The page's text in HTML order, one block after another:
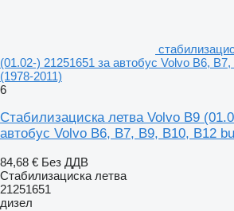
(01.02-) 21251651 за автобус Volvo B6,
(1978-2011)
6
Стабилизациска летва Volvo B9
автобус Volvo B6, B7, B9, B10, B12
84,68 € Без ДДВ
Стабилизациска летва
21251651
дизел